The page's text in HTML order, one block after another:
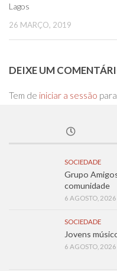
Lagos
26 MARÇO, 2019
DEIXE UM
Tem de iniciar a sessão
SOCIEDADE
Grupo
comunidade
6 AGOSTO, 2026
SOCIEDADE
Jovens
6 AGOSTO, 2026